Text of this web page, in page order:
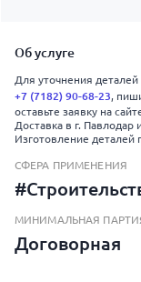
Об услуге
Для уточнения
+7 (7182) 90-68-23,
оставьте заявку на
Доставка в г.
Изготовление деталей
СФЕРА ПРИМЕНЕНИЯ
МИНИМАЛЬНАЯ
Договорная